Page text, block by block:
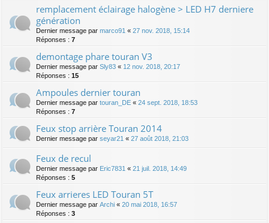
remplacement éclairage halogène > LED H7 derniere
génération
Dernier message par marco91 « 27 nov. 2018, 15:14
Réponses : 7
demontage phare touran V3
Dernier message par Sly83 « 12 nov. 2018, 20:17
Réponses : 15
Ampoules dernier touran
Dernier message par touran_DE « 24 sept. 2018, 18:53
Réponses : 7
Feux stop arrière Touran 2014
Dernier message par seyar21 « 27 août 2018, 21:03
Feux de recul
Dernier message par Eric7831 « 21 juil. 2018, 14:49
Réponses : 5
Feux arrieres LED Touran 5T
Dernier message par Archi « 20 mai 2018, 16:57
Réponses : 3